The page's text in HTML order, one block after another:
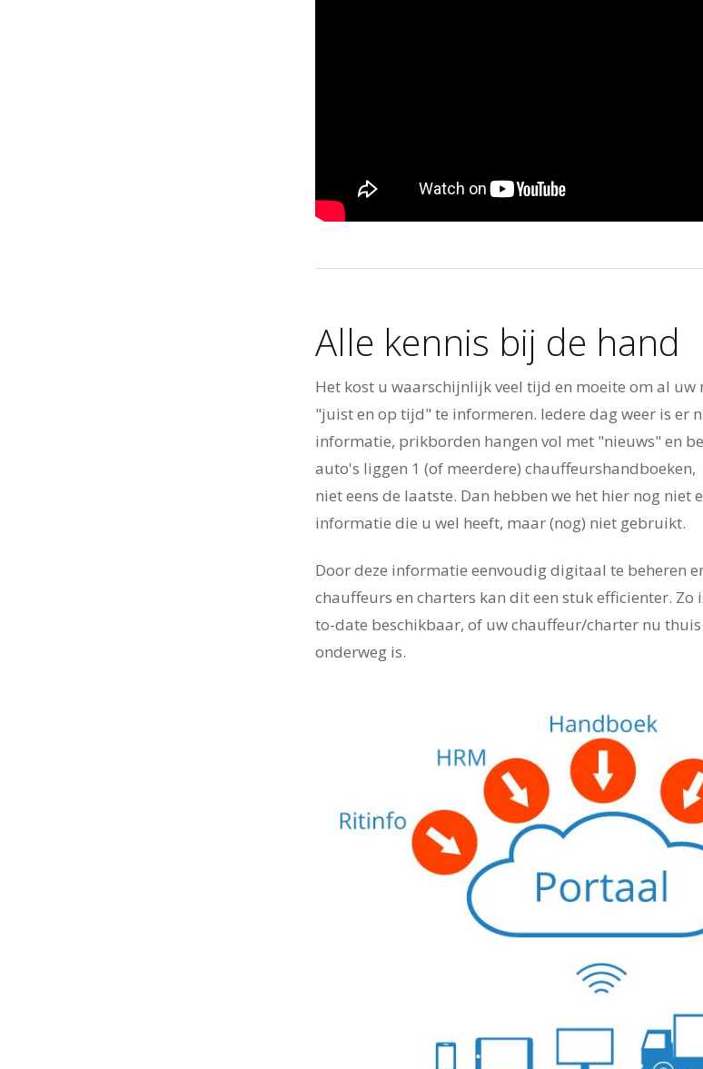
Alle kennis bij de hand
Het kost u waarschijnlijk veel tijd en moeite om al uw
"juist en op tijd" te informeren. Iedere dag weer is er
informatie, prikborden hangen vol met "nieuws" en
auto's liggen 1 (of meerdere) chauffeurshandboeken,
niet eens de laatste. Dan hebben we het hier nog niet
informatie die u wel heeft, maar (nog) niet gebruikt.
Door deze informatie eenvoudig digitaal te beheren
chauffeurs en charters kan dit een stuk efficienter.
to-date beschikbaar, of uw chauffeur/charter nu
onderweg is.